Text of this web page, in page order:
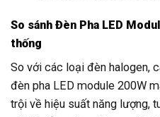
So sánh Đèn Pha LED
thống
So với các loại đèn halogen,
đèn pha LED module 200W
trội về hiệu suất năng lượng,